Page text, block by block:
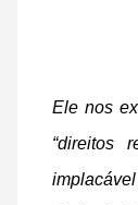
Ele nos
“direitos